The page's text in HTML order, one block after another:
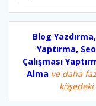
Blog
Yaptırma,
Çalışması
Alma ve daha